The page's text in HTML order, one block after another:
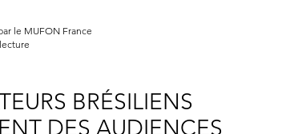
BRÉSILIENS
DES AUDIENCES
le MUFON France